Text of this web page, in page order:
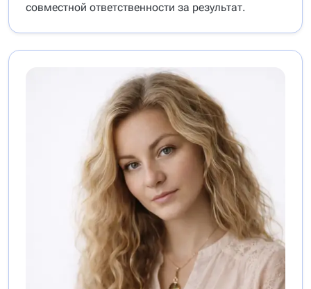
совместной ответственности за результат.